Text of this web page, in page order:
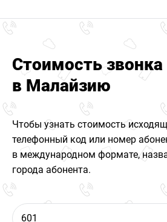
Стоимость звонка
в Малайзию
Чтобы узнать стоимость
телефонный код или номер
в международном формате,
города абонента.